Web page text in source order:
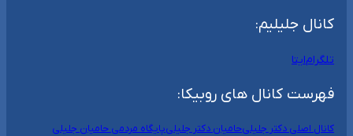
کانال جلیلیم:
تلگرامایتا
فهرست کانال های روبیکا:
کانال اصلی دکتر جلیلیحامیان دکتر جلیلیپایگاه مردمی حامیان جلیلی